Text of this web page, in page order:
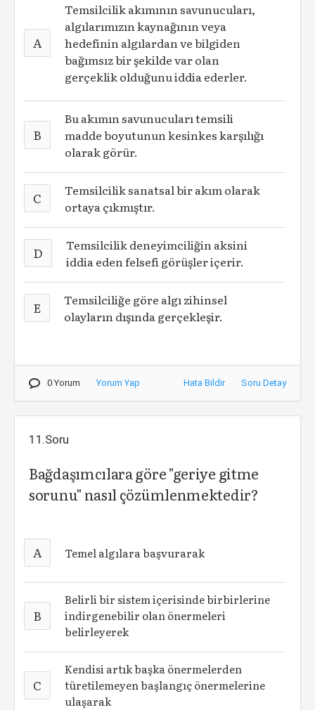
A
Temsilcilik akımının savunucuları,
algılarımızın kaynağının veya
hedefinin algılardan ve bilgiden
bağımsız bir şekilde var olan
gerçeklik olduğunu iddia ederler.
B
Bu akımın savunucuları temsili
madde boyutunun kesinkes karşılığı
olarak görür.
C
Temsilcilik sanatsal bir akım olarak
ortaya çıkmıştır.
D
Temsilcilik deneyimciliğin aksini
iddia eden felsefi görüşler içerir.
E
Temsilciliğe göre algı zihinsel
olayların dışında gerçekleşir.
0 Yorum Yorum Yap Hata Bildir Soru Detay
11.Soru
Bağdaşımcılara göre "geriye gitme
sorunu" nasıl çözümlenmektedir?
A Temel algılara başvurarak
B
Belirli bir sistem içerisinde birbirlerine
indirgenebilir olan önermeleri
belirleyerek
C
Kendisi artık başka önermelerden
türetilemeyen başlangıç önermelerine
ulaşarak